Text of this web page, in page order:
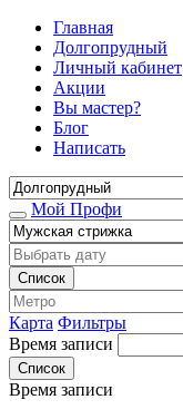
Главная
Долгопрудный
Личный кабинет
Акции
Вы мастер?
Блог
Написать
Мой Профи
Список
Карта Фильтры
Время записи
Список
Время записи